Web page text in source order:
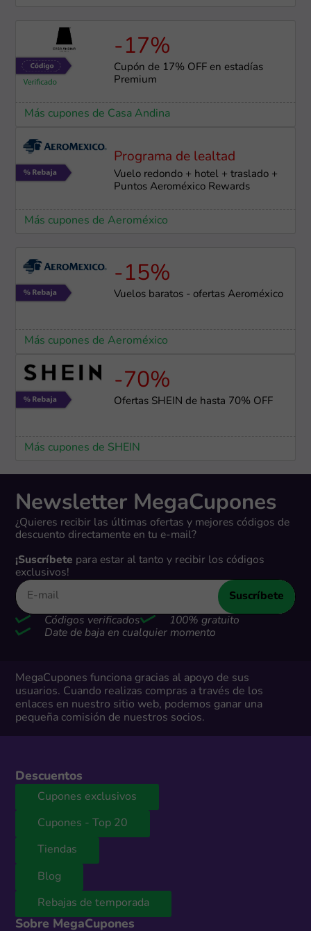
-17%
Cupón de 17% OFF en estadías
Premium
Más cupones de Casa Andina
Programa de lealtad
Vuelo redondo + hotel + traslado +
Puntos Aeroméxico Rewards
Más cupones de Aeroméxico
-15%
Vuelos baratos - ofertas Aeroméxico
Más cupones de Aeroméxico
-70%
Ofertas SHEIN de hasta 70% OFF
Más cupones de SHEIN
Newsletter MegaCupones
¿Quieres recibir las últimas ofertas y mejores códigos de
descuento directamente en tu e-mail?
¡Suscríbete para estar al tanto y recibir los códigos
exclusivos!
Suscríbete
Códigos verificados
100% gratuito
Date de baja en cualquier momento
MegaCupones funciona gracias al apoyo de sus
usuarios. Cuando realizas compras a través de los
enlaces en nuestro sitio web, podemos ganar una
pequeña comisión de nuestros socios.
Descuentos
Cupones exclusivos
Cupones - Top 20
Tiendas
Blog
Rebajas de temporada
Sobre MegaCupones